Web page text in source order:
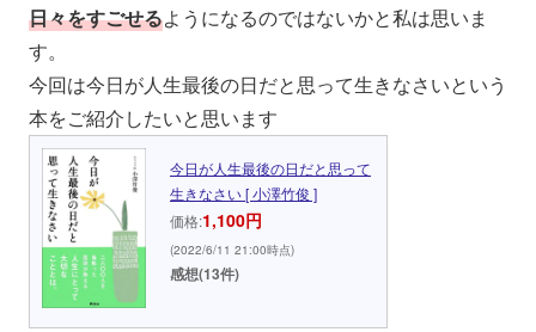
日々をすごせるようになるのではないかと私は思いま
す。
今回は今日が人生最後の日だと思って生きなさいという
本をご紹介したいと思います
今日が人生最後の日だと思って
生きなさい [ 小澤竹俊 ]
価格:1,100円
(2022/6/11 21:00時点)
感想(13件)